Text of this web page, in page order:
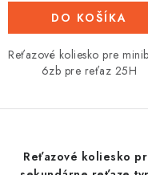
DO KOŠÍKA
Reťazové koliesko pre
6zb pre reťaz 25H
Reťazové koliesko